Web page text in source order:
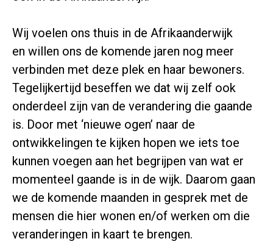
Wij voelen ons thuis in de Afrikaanderwijk
en willen ons de komende jaren nog meer
verbinden met deze plek en haar bewoners.
Tegelijkertijd beseffen we dat wij zelf ook
onderdeel zijn van de verandering die gaande
is. Door met ‘nieuwe ogen’ naar de
ontwikkelingen te kijken hopen we iets toe
kunnen voegen aan het begrijpen van wat er
momenteel gaande is in de wijk. Daarom gaan
we de komende maanden in gesprek met de
mensen die hier wonen en/of werken om die
veranderingen in kaart te brengen.